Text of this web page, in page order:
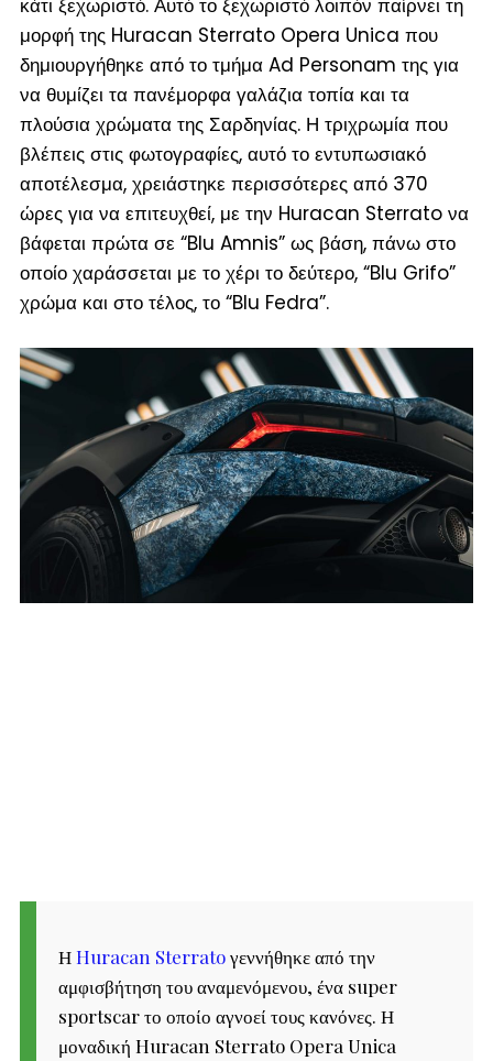
κάτι ξεχωριστό. Αυτό το ξεχωριστό λοιπόν παίρνει τη
μορφή της Huracan Sterrato Opera Unica που
δημιουργήθηκε από το τμήμα Ad Personam της για
να θυμίζει τα πανέμορφα γαλάζια τοπία και τα
πλούσια χρώματα της Σαρδηνίας. Η τριχρωμία που
βλέπεις στις φωτογραφίες, αυτό το εντυπωσιακό
αποτέλεσμα, χρειάστηκε περισσότερες από 370
ώρες για να επιτευχθεί, με την Huracan Sterrato να
βάφεται πρώτα σε “Blu Amnis” ως βάση, πάνω στο
οποίο χαράσσεται με το χέρι το δεύτερο, “Blu Grifo”
χρώμα και στο τέλος, το “Blu Fedra”.
ΗHuracan Sterratoγεννήθηκε από την
αμφισβήτηση του αναμενόμενου, ένα super
sportscar το οποίο αγνοεί τους κανόνες. Η
μοναδική Huracan Sterrato Opera Unica